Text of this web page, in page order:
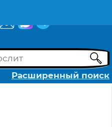
Расширенный поиск